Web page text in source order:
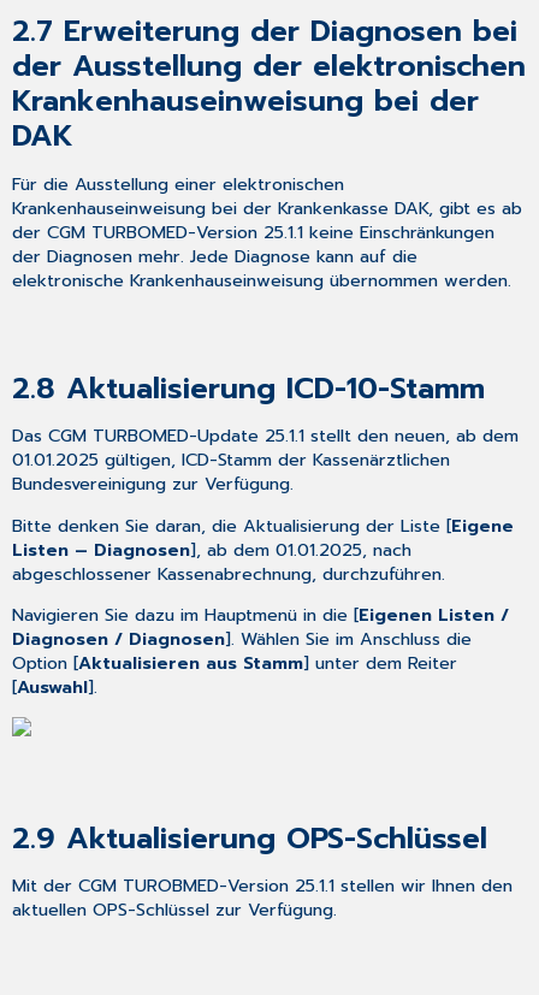
Anwender-
Hotline
2.7 Erweiterung der Diagnosen bei
der Ausstellung der elektronischen
Krankenhauseinweisung bei der
DAK
Für die Ausstellung einer elektronischen
Krankenhauseinweisung bei der Krankenkasse DAK, gibt es ab
der CGM TURBOMED-Version 25.1.1 keine Einschränkungen
der Diagnosen mehr. Jede Diagnose kann auf die
elektronische Krankenhauseinweisung übernommen werden.
2.8 Aktualisierung ICD-10-Stamm
Das CGM TURBOMED-Update 25.1.1 stellt den neuen, ab dem
01.01.2025 gültigen, ICD-Stamm der Kassenärztlichen
Bundesvereinigung zur Verfügung.
Bitte denken Sie daran, die Aktualisierung der Liste [Eigene
Listen – Diagnosen], ab dem 01.01.2025, nach
abgeschlossener Kassenabrechnung, durchzuführen.
Navigieren Sie dazu im Hauptmenü in die [Eigenen Listen /
Diagnosen / Diagnosen]. Wählen Sie im Anschluss die
Option [Aktualisieren aus Stamm] unter dem Reiter
[Auswahl].
2.9 Aktualisierung OPS-Schlüssel
Mit der CGM TUROBMED-Version 25.1.1 stellen wir Ihnen den
aktuellen OPS-Schlüssel zur Verfügung.